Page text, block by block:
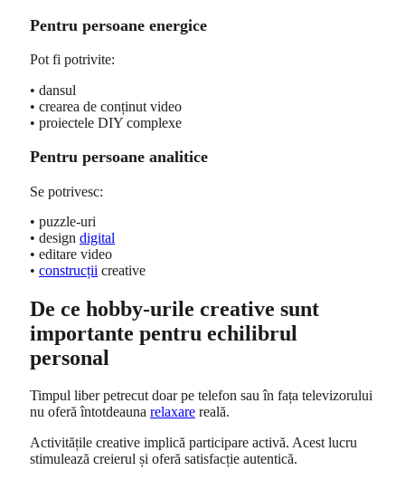
Pentru persoane energice
Pot fi potrivite:
• dansul
• crearea de conținut video
• proiectele DIY complexe
Pentru persoane analitice
Se potrivesc:
• puzzle-uri
• design digital
• editare video
• construcții creative
De ce hobby-urile creative sunt
importante pentru echilibrul
personal
Timpul liber petrecut doar pe telefon sau în fața televizorului
nu oferă întotdeauna relaxare reală.
Activitățile creative implică participare activă. Acest lucru
stimulează creierul și oferă satisfacție autentică.